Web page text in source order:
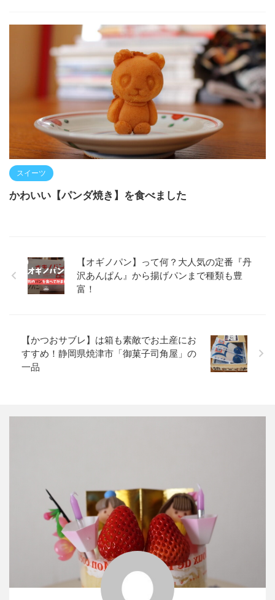
スイーツ
かわいい【パンダ焼き】を食べました
【オギノパン】って何？大人気の定番『丹
沢あんぱん』から揚げパンまで種類も豊
富！
【かつおサブレ】は箱も素敵でお土産にお
すすめ！静岡県焼津市「御菓子司角屋」の
一品